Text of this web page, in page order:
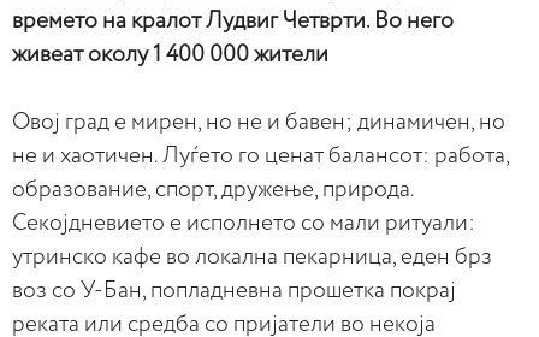
времето на кралот Лудвиг Четврти. Во него
живеат околу 1 400 000 жители
Овој град е мирен, но не и бавен; динамичен, но
не и хаотичен. Луѓето го ценат балансот: работа,
образование, спорт, дружење, природа.
Секојдневието е исполнето со мали ритуали:
утринско кафе во локална пекарница, еден брз
воз со У-Бан, попладневна прошетка покрај
реката или средба со пријатели во некоја